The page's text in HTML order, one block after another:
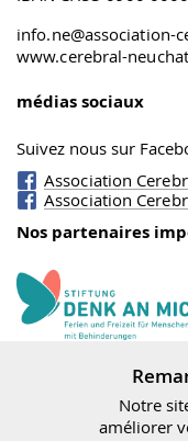
info.ne@association-
www.cerebral-
médias sociaux
Suivez nous sur
Association
Association
Nos partenaires
Notre
améliorer